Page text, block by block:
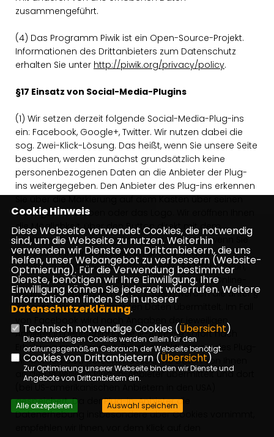
zusammengeführt.
(4) Das Programm Piwik ist ein Open-Source-Projekt.
Informationen des Drittanbieters zum Datenschutz
erhalten Sie unter http://piwik.org/privacy/policy.
§17 Einsatz von Social-Media-Plugins
(1) Wir setzen derzeit folgende Social-Media-Plug-ins
ein: Facebook, Google+, Twitter. Wir nutzen dabei die
sog. Zwei-Klick-Lösung. Das heißt, wenn Sie unsere Seite
besuchen, werden zunächst grundsätzlich keine
personenbezogenen Daten an die Anbieter der Plug-
ins weitergegeben. Den Anbieter des Plug-ins erkennen
Anfangsbuchstaben oder das Logo. Wir eröffnen Ihnen
die Möglichkeit, über den Button direkt mit dem
Anbieter des Plug-ins zu kommunizieren. Nur wenn Sie
auf das markierte Feld klicken und es dadurch
aktivieren, erhält der Plug-in-Anbieter die Information,
dass Sie die entsprechende Website unseres Online-
Angebots aufgerufen haben. Zudem werden die unter §
3 dieser Erklärung genannten Daten übermittelt. Im Fall
von Facebook wird nach Angaben der jeweiligen
Anbieter in Deutschland die IP-Adresse sofort nach
Erhebung anonymisiert. Durch die Aktivierung des Plug-
ins werden also personenbezogene Daten von Ihnen
an den jeweiligen Plug-in-Anbieter übermittelt und dort
gespeichert. Da der Plug-in-Anbieter die
Datenerhebung insbesondere über Cookies vornimmt,
Cookie Hinweis
Diese Webseite verwendet Cookies, die notwendig
sind, um die Webseite zu nutzen. Weiterhin
verwenden wir Dienste von Drittanbietern, die uns
helfen, unser Webangebot zu verbessern (Website-
Optmierung). Für die Verwendung bestimmter
Dienste, benötigen wir Ihre Einwilligung. Ihre
Einwilligung können Sie jederzeit widerrufen. Weitere
Informationen finden Sie in unserer
Datenschutzerklärung.
Technisch notwendige Cookies (Übersicht)
Die notwendigen Cookies werden allein für den
ordnungsgemäßen Gebrauch der Webseite benötigt.
Cookies von Drittanbietern (Übersicht)
Zur Optimierung unserer Webseite binden wir Dienste und
Angebote von Drittanbietern ein.
Alle akzeptieren Auswahl speichern